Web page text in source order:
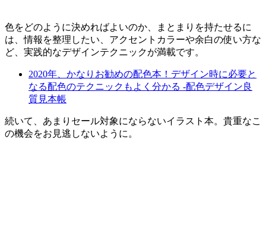
色をどのように決めればよいのか、まとまりを持たせるに
は、情報を整理したい、アクセントカラーや余白の使い方な
ど、実践的なデザインテクニックが満載です。
2020年、かなりお勧めの配色本！デザイン時に必要と
なる配色のテクニックもよく分かる -配色デザイン良
質見本帳
続いて、あまりセール対象にならないイラスト本。貴重なこ
の機会をお見逃しないように。